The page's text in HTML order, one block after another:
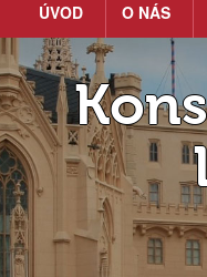
ÚVOD O NÁS